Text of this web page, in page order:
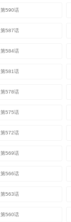
第590话
第587话
第584话
第581话
第578话
第575话
第572话
第569话
第566话
第563话
第560话